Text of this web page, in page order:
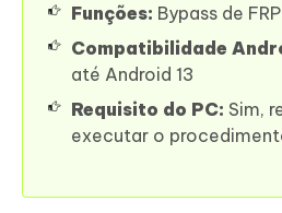
Funções: Bypass de FRP
Compatibilidade
até Android 13
Requisito do PC: Sim,
executar o